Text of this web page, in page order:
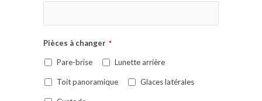
Pièces à changer *
Pare-brise Lunette arrière
Toit panoramique Glaces latérales